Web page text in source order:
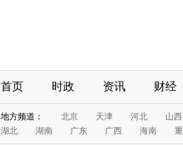
首页 时政 资讯 财经
地方频道： 北京 天津 河北
山西
湖北
湖南 广东 广西 海南